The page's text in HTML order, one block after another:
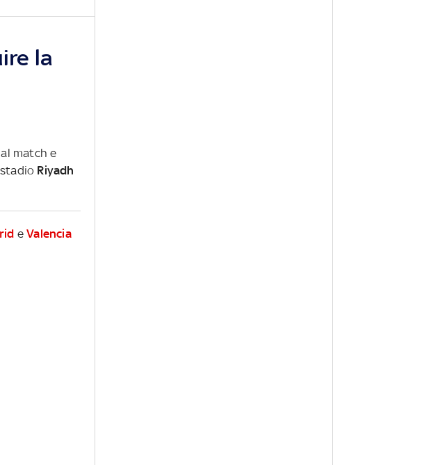
la
match e
Riyadh
eValencia